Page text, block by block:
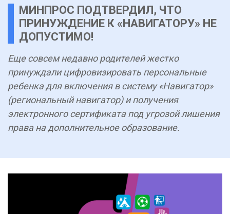
МИНПРОС ПОДТВЕРДИЛ, ЧТО
ПРИНУЖДЕНИЕ К «НАВИГАТОРУ» НЕ
ДОПУСТИМО!
Еще совсем недавно родителей жестко
принуждали цифровизировать персональные
ребенка для включения в систему «Навигатор»
(региональный навигатор) и получения
электронного сертификата под угрозой лишения
права на дополнительное образование.